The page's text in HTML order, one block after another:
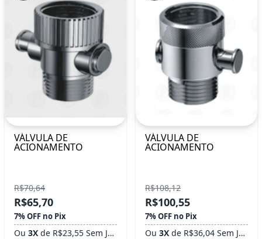
VÁLVULA DE
ACIONAMENTO
R$70,64
R$65,70
7% OFF no Pix
Ou 3X de R$23,55 Sem Juros
VÁLVULA DE
ACIONAMENTO
R$108,12
R$100,55
7% OFF no Pix
Ou 3X de R$36,04 Sem Juros